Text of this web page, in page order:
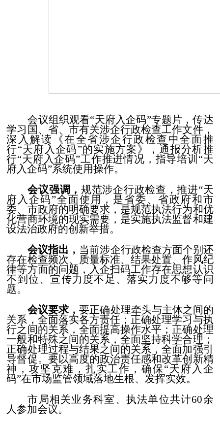
会议组织观看“天府入企码”专题片，传达
学习国、省、市有关涉企行政检查工作文件，
深入解读《在全省涉企行政检查中全面推
行“天府入企码”的实施方案》，通报分析推
行“天府入企码”工作推进情况，指导培训“天
府入企码”系统使用操作。
会议强调，规范涉企行政检查，推进“天
府入企码”全面使用，是省委、省政府和市
委、市政府的明确要求，是规范执法行为和优
化营商环境的现实需要，是实施执法监督和建
设法治政府的创新举措。
会议指出， 当前涉企行政检查方面个别还
存在检查频次、质量标准、结果处置、作风纪
律等方面的问题，入企扫码工作存在思想认识
不到位、宣传力度不足、落实力度不够等问
题。
会议要求，要正确处理牵头与主体之间的
关系，全面落实各方责任；正确处理学习与执
行之间的关系，全面提高操作水平；正确处理
一般和特殊之间的关系，全面坚持科学合理；
正确处理过程与结果之间的关系，全面加强引
导督促。要以高度的政治责任感和改革创新精
神，攻坚克难，扎实工作，确保“天府入企
码”在市场监管领域落地生根、发挥实效。
市局相关业务科室、执法单位共计60余
人参加会议。